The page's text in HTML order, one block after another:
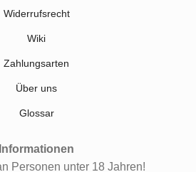
Widerrufsrecht
Wiki
Zahlungsarten
Über uns
Glossar
Informationen
Personen unter 18 Jahren!